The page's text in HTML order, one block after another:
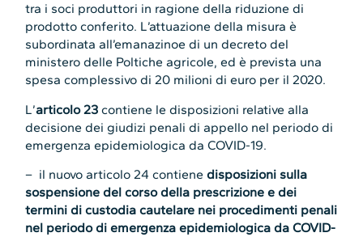
tra i soci produttori in ragione della riduzione di
prodotto conferito. L’attuazione della misura è
subordinata all’emanazinoe di un decreto del
ministero delle Poltiche agricole, ed è prevista una
spesa complessivo di 20 milioni di euro per il 2020.
L’articolo 23 contiene le disposizioni relative alla
decisione dei giudizi penali di appello nel periodo di
emergenza epidemiologica da COVID-19.
– il nuovo articolo 24 contienedisposizioni sulla
sospensione del corso della prescrizione e dei
termini di custodia cautelare nei procedimenti penali
nel periodo di emergenza epidemiologica da COVID-